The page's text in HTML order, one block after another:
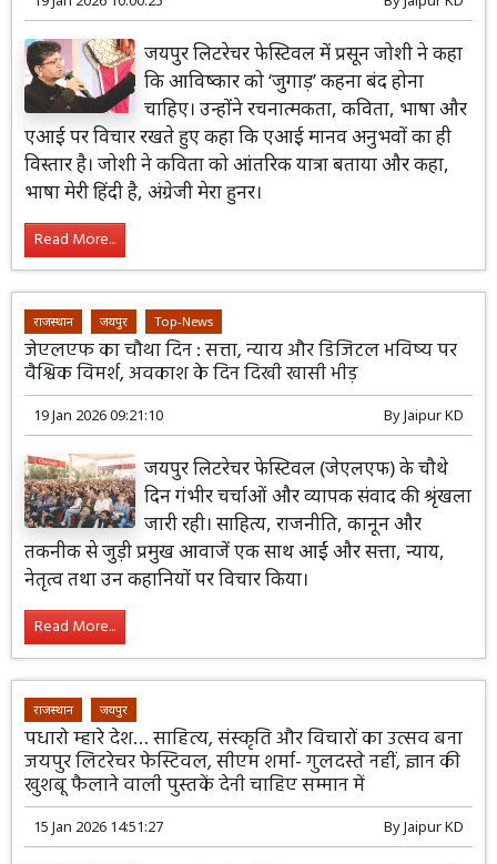
जयपुर लिटरेचर फेस्टिवल में प्रसून जोशी ने कहा
कि आविष्कार को ‘जुगाड़’ कहना बंद होना
चाहिए। उन्होंने रचनात्मकता, कविता, भाषा और
एआई पर विचार रखते हुए कहा कि एआई मानव अनुभवों का ही
विस्तार है। जोशी ने कविता को आंतरिक यात्रा बताया और कहा,
भाषा मेरी हिंदी है, अंग्रेजी मेरा हुनर।
Read More...
राजस्थान जयपुर Top-News
जेएलएफ का चौथा दिन : सत्ता, न्याय और डिजिटल भविष्य पर
वैश्विक विमर्श, अवकाश के दिन दिखी खासी भीड़
19 Jan 2026 09:21:10 ByJaipur KD
जयपुर लिटरेचर फेस्टिवल (जेएलएफ) के चौथे
दिन गंभीर चर्चाओं और व्यापक संवाद की श्रृंखला
जारी रही। साहित्य, राजनीति, कानून और
तकनीक से जुड़ी प्रमुख आवाजें एक साथ आईं और सत्ता, न्याय,
नेतृत्व तथा उन कहानियों पर विचार किया।
Read More...
राजस्थान जयपुर
पधारो म्हारे देश… साहित्य, संस्कृति और विचारों का उत्सव बना
जयपुर लिटरेचर फेस्टिवल, सीएम शर्मा- गुलदस्ते नहीं, ज्ञान की
खुशबू फैलाने वाली पुस्तकें देनी चाहिए सम्मान में
15 Jan 2026 14:51:27 ByJaipur KD